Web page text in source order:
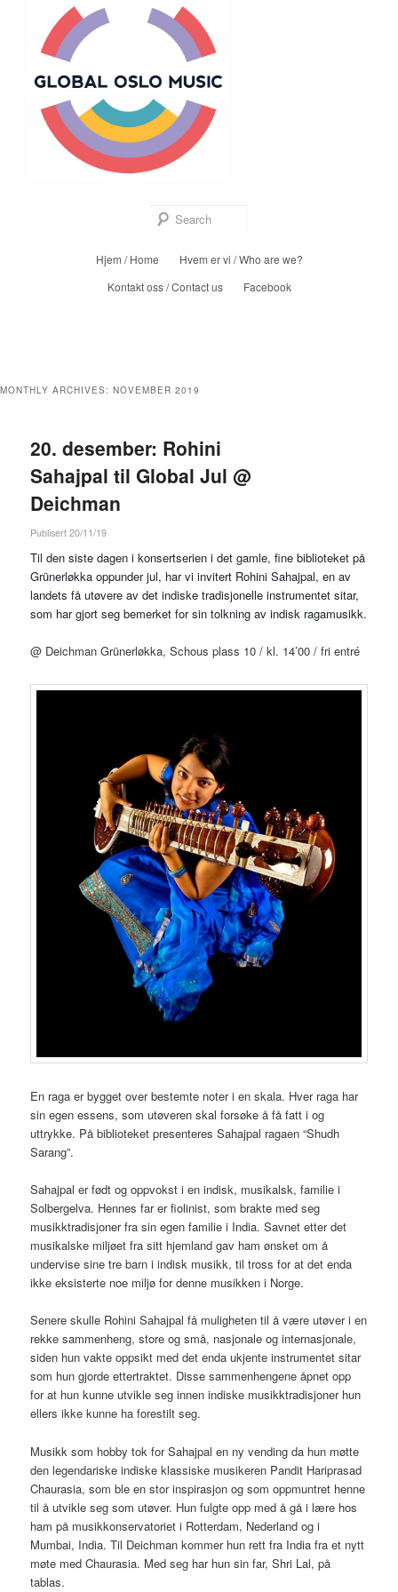
Global Oslo
Music
Skip
to
Skip
to
Hjem / Home
Hvem er vi / Who are we?
Kontakt oss / Contact us
Facebook
MONTHLY ARCHIVES: NOVEMBER 2019
20. desember: Rohini
Sahajpal til Global Jul @
Deichman
Publisert 20/11/19
Til den siste dagen i konsertserien i det gamle, fine biblioteket på
Grünerløkka oppunder jul, har vi invitert Rohini Sahajpal, en av
landets få utøvere av det indiske tradisjonelle instrumentet sitar,
som har gjort seg bemerket for sin tolkning av indisk ragamusikk.
@ Deichman Grünerløkka, Schous plass 10 / kl. 14’00 / fri entré
En raga er bygget over bestemte noter i en skala. Hver raga har
sin egen essens, som utøveren skal forsøke å få fatt i og
uttrykke. På biblioteket presenteres Sahajpal ragaen “Shudh
Sarang”.
Sahajpal er født og oppvokst i en indisk, musikalsk, familie i
Solbergelva. Hennes far er fiolinist, som brakte med seg
musikktradisjoner fra sin egen familie i India. Savnet etter det
musikalske miljøet fra sitt hjemland gav ham ønsket om å
undervise sine tre barn i indisk musikk, til tross for at det enda
ikke eksisterte noe miljø for denne musikken i Norge.
Senere skulle Rohini Sahajpal få muligheten til å være utøver i en
rekke sammenheng, store og små, nasjonale og internasjonale,
siden hun vakte oppsikt med det enda ukjente instrumentet sitar
som hun gjorde ettertraktet. Disse sammenhengene åpnet opp
for at hun kunne utvikle seg innen indiske musikktradisjoner hun
ellers ikke kunne ha forestilt seg.
Musikk som hobby tok for Sahajpal en ny vending da hun møtte
den legendariske indiske klassiske musikeren Pandit Hariprasad
Chaurasia, som ble en stor inspirasjon og som oppmuntret henne
til å utvikle seg som utøver. Hun fulgte opp med å gå i lære hos
ham på musikkonservatoriet i Rotterdam, Nederland og i
Mumbai, India. Til Deichman kommer hun rett fra India fra et nytt
møte med Chaurasia. Med seg har hun sin far, Shri Lal, på
tablas.